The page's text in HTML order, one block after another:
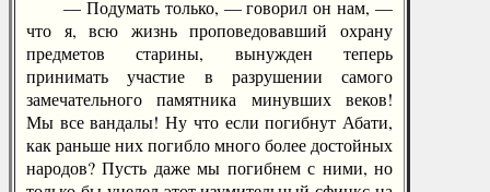
— Подумать только, — говорил он нам, —
что я, всю жизнь проповедовавший охрану
предметов старины, вынужден теперь
принимать участие в разрушении самого
замечательного памятника минувших веков!
Мы все вандалы! Ну что если погибнут Абати,
как раньше них погибло много более достойных
народов? Пусть даже мы погибнем с ними, но